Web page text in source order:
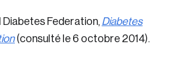
Federation, Diabetes
(consulté le 6 octobre 2014).